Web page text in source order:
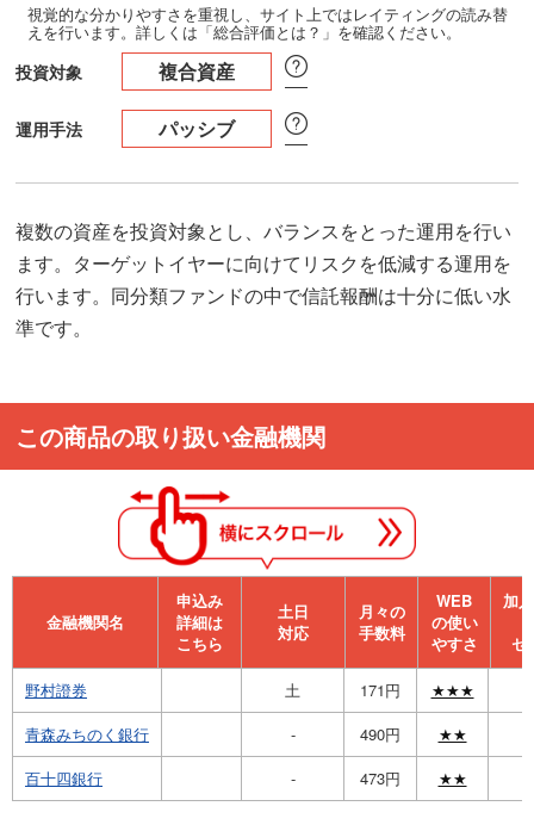
視覚的な分かりやすさを重視し、サイト上ではレイティングの読み替
えを行います。詳しくは「総合評価とは？」を確認ください。
投資対象 複合資産
運用手法 パッシブ
複数の資産を投資対象とし、バランスをとった運用を行い
ます。ターゲットイヤーに向けてリスクを低減する運用を
行います。同分類ファンドの中で信託報酬は十分に低い水
準です。
この商品の取り扱い金融機関
金融機関名
申込み
詳細は
こちら
⼟⽇
対応
月々の
手数料
WEB
の使い
やすさ
加
セ
野村證券 土 171円
★★★
青森みちのく銀行
- 490円
★★
百十四銀行
- 473円 ★★